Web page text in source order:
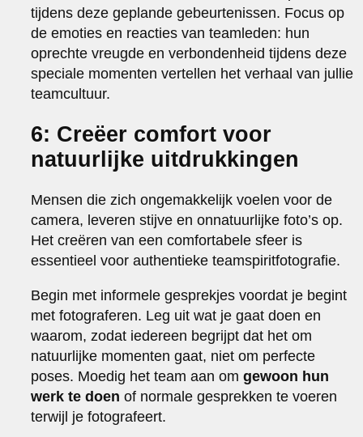
tijdens deze geplande gebeurtenissen. Focus op
de emoties en reacties van teamleden: hun
oprechte vreugde en verbondenheid tijdens deze
speciale momenten vertellen het verhaal van jullie
teamcultuur.
6: Creëer comfort voor
natuurlijke uitdrukkingen
Mensen die zich ongemakkelijk voelen voor de
camera, leveren stijve en onnatuurlijke foto’s op.
Het creëren van een comfortabele sfeer is
essentieel voor authentieke teamspiritfotografie.
Begin met informele gesprekjes voordat je begint
met fotograferen. Leg uit wat je gaat doen en
waarom, zodat iedereen begrijpt dat het om
natuurlijke momenten gaat, niet om perfecte
poses. Moedig het team aan omgewoon hun
werk te doen of normale gesprekken te voeren
terwijl je fotografeert.